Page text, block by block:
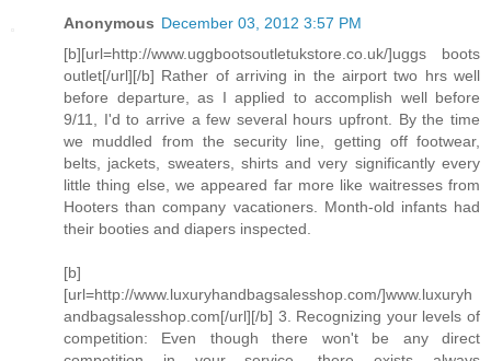
Anonymous December 03, 2012 3:57 PM
[b][url=http://www.uggbootsoutletukstore.co.uk/]uggs boots
outlet[/url][/b] Rather of arriving in the airport two hrs well
before departure, as I applied to accomplish well before
9/11, I'd to arrive a few several hours upfront. By the time
we muddled from the security line, getting off footwear,
belts, jackets, sweaters, shirts and very significantly every
little thing else, we appeared far more like waitresses from
Hooters than company vacationers. Month-old infants had
their booties and diapers inspected.
[b]
[url=http://www.luxuryhandbagsalesshop.com/]www.luxuryh
andbagsalesshop.com[/url][/b] 3. Recognizing your levels of
competition: Even though there won't be any direct